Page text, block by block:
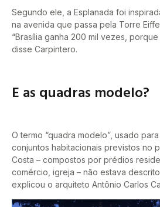
Segundo ele, a Esplanada foi
na avenida que passa pela Torre
“Brasília ganha 200 mil vezes,
disse Carpintero.
E as quadras modelo?
O termo “quadra modelo”, usado
conjuntos habitacionais previstos no
Costa – compostos por prédios
comércio, igreja – não estava
explicou o arquiteto Antônio Carlos